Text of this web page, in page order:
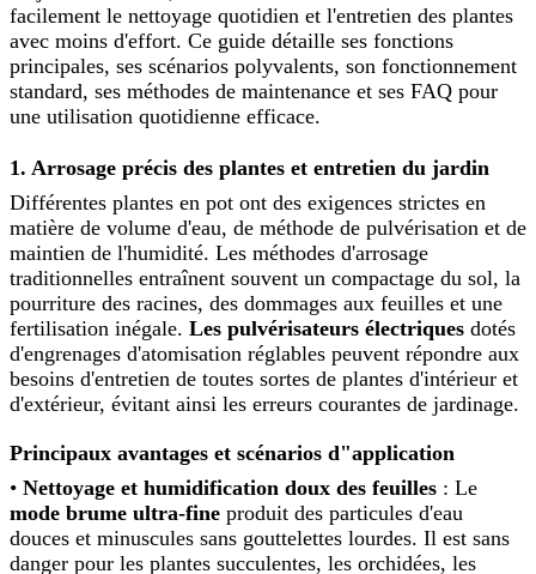
facilement le nettoyage quotidien et l'entretien des plantes
avec moins d'effort. Ce guide détaille ses fonctions
principales, ses scénarios polyvalents, son fonctionnement
standard, ses méthodes de maintenance et ses FAQ pour
une utilisation quotidienne efficace.
1. Arrosage précis des plantes et entretien du jardin
Différentes plantes en pot ont des exigences strictes en
matière de volume d'eau, de méthode de pulvérisation et de
maintien de l'humidité. Les méthodes d'arrosage
traditionnelles entraînent souvent un compactage du sol, la
pourriture des racines, des dommages aux feuilles et une
fertilisation inégale. Les pulvérisateurs électriques dotés
d'engrenages d'atomisation réglables peuvent répondre aux
besoins d'entretien de toutes sortes de plantes d'intérieur et
d'extérieur, évitant ainsi les erreurs courantes de jardinage.
Principaux avantages et scénarios d"application
• Nettoyage et humidification doux des feuilles : Le
mode brume ultra-fine produit des particules d'eau
douces et minuscules sans gouttelettes lourdes. Il est sans
danger pour les plantes succulentes, les orchidées, les